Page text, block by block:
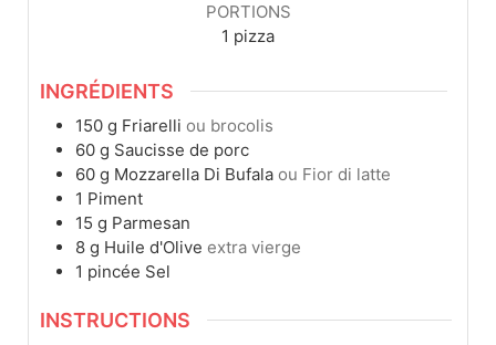
PORTIONS
1 pizza
INGRÉDIENTS
150 g Friarelli ou brocolis
60 g Saucisse de porc
60 g Mozzarella Di Bufala ou Fior di latte
1 Piment
15 g Parmesan
8 g Huile d'Olive extra vierge
1 pincée Sel
INSTRUCTIONS